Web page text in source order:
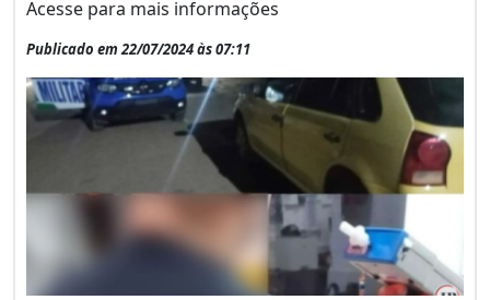
Acesse para mais informações
Publicado em 22/07/2024 às 07:11